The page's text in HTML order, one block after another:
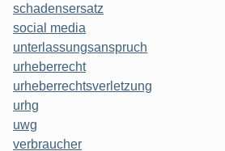
schadensersatz
social media
unterlassungsanspruch
urheberrecht
urheberrechtsverletzung
urhg
uwg
verbraucher